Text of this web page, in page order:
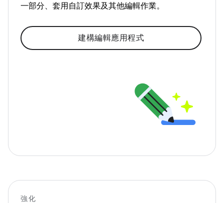
一部分、套用自訂效果及其他編輯作業。
建構編輯應用程式
強化